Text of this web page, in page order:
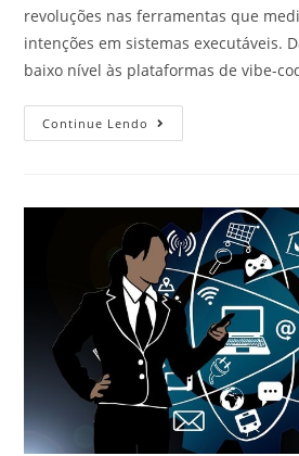
revoluções nas ferramentas que
intenções em sistemas executáveis.
baixo nível às plataformas de vibe-
Continue Lendo